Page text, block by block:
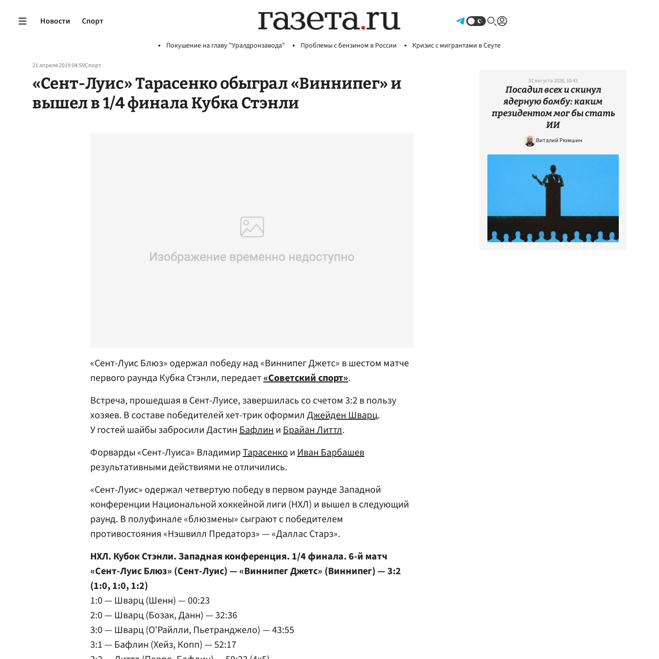
Новости Спорт
Покушение на главу "Уралдронзавода" Проблемы с бензином в России Кризис с мигрантами в Сеуте
21 апреля 2019 04:59Спорт
«Сент-Луис» Тарасенко обыграл «Виннипег» и
вышел в 1/4 финала Кубка Стэнли
«Сент-Луис Блюз» одержал победу над «Виннипег Джетс» в шестом матче
первого раунда Кубка Стэнли, передает«Советский спорт».
Встреча, прошедшая в Сент-Луисе, завершилась со счетом 3:2 в пользу
хозяев. В составе победителей хет-трик оформил Джейден Шварц.
У гостей шайбы забросили ДастинБафлиниБрайан Литтл.
Форварды «Сент-Луиса» ВладимирТарасенкоиИван Барбашев
результативными действиями не отличились.
«Сент-Луис» одержал четвертую победу в первом раунде Западной
конференции Национальной хоккейной лиги (НХЛ) и вышел в следующий
раунд. В полуфинале «блюзмены» сыграют с победителем
противостояния «Нэшвилл Предаторз» — «Даллас Старз».
НХЛ. Кубок Стэнли. Западная конференция. 1/4 финала. 6-й матч
«Сент-Луис Блюз» (Сент-Луис) — «Виннипег Джетс» (Виннипег) — 3:2
(1:0, 1:0, 1:2)
1:0 — Шварц (Шенн) — 00:23
2:0 — Шварц (Бозак, Данн) — 32:36
3:0 — Шварц (О'Райлли, Пьетранджело) — 43:55
3:1 — Бафлин (Хейз, Копп) — 52:17
07 августа 2026, 10:43
Посадил всех и скинул
ядерную бомбу: каким
президентом мог бы стать
ИИ
Виталий Рюмшин